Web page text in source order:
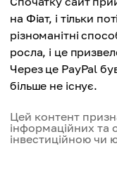
на Фіат, і тільки
різноманітні
росла, і це
Через це PayPal
більше не існує.
Цей контент
інформаційних та
інвестиційною